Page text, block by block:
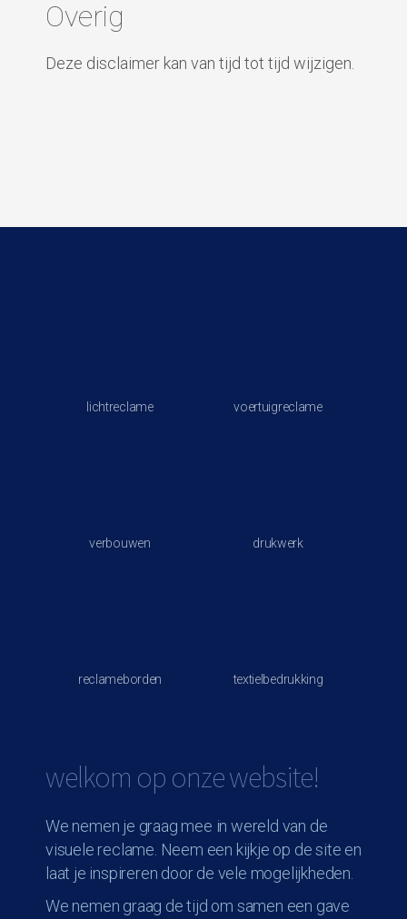
Overig
Deze disclaimer kan van tijd tot tijd wijzigen.
lichtreclame voertuigreclame
verbouwen drukwerk
reclameborden textielbedrukking
welkom op onze website!
We nemen je graag mee in wereld van de
visuele reclame. Neem een kijkje op de site en
laat je inspireren door de vele mogelijkheden.
We nemen graag de tijd om samen een gave